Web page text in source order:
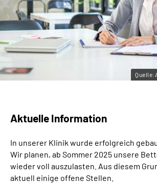
Gebärdensprache
Aktuelle Information
In unserer Klinik wurde erfolgreich
Wir planen, ab Sommer 2025 unsere
wieder voll auszulasten. Aus diesem
aktuell einige offene Stellen.